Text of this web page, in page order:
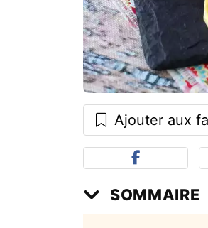
Ajouter aux
SOMMAIRE